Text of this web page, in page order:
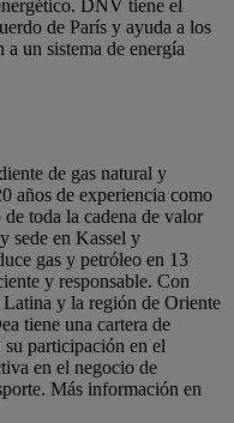
DNV tiene el
de París y ayuda a los
un sistema de energía
de gas natural y
años de experiencia como
toda la cadena de valor
sede en Kassel y
gas y petróleo en 13
y responsable. Con
y la región de Oriente
tiene una cartera de
participación en el
en el negocio de
Más información en